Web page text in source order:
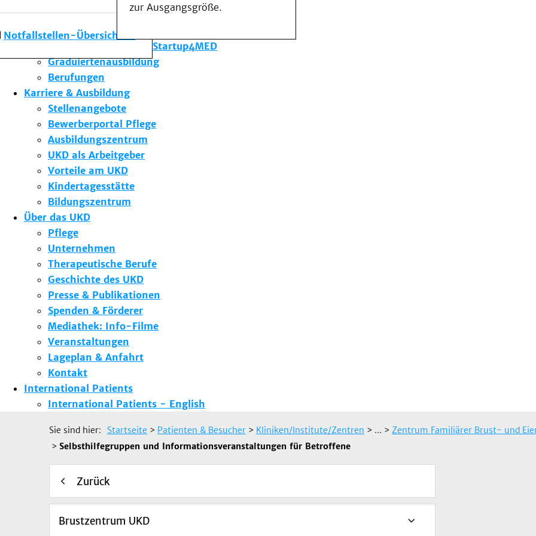
Notfallstellen-Übersicht
zur Ausgangsgröße.
Forschung am UKD
Studium & Lehre
Gründungsförderung Startup4MED
Graduiertenausbildung
Berufungen
Karriere & Ausbildung
Stellenangebote
Bewerberportal Pflege
Ausbildungszentrum
UKD als Arbeitgeber
Vorteile am UKD
Kindertagesstätte
Bildungszentrum
Über das UKD
Pflege
Unternehmen
Therapeutische Berufe
Geschichte des UKD
Presse & Publikationen
Spenden & Förderer
Mediathek: Info-Filme
Veranstaltungen
Lageplan & Anfahrt
Kontakt
International Patients
International Patients - English
Sie sind hier: Startseite > Patienten & Besucher > Kliniken/Institute/Zentren > ... > Zentrum Familiärer Brust- und
> Selbsthilfegruppen und Informationsveranstaltungen für Betroffene
Zurück
Brustzentrum UKD